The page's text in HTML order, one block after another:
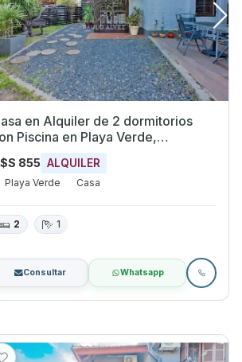
en Alquiler de 2 dormitorios
Playa Verde,
855 ALQUILER
Playa Verde Casa
2 1
Consultar Whatsapp